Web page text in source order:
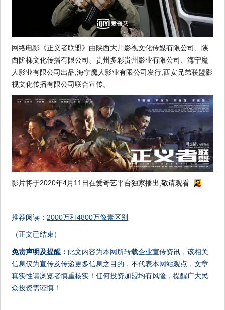
网络电影《正义者联盟》由陕西大川影视文化传媒有限公司、陕
西阶梯文化传播有限公司、贵州多彩贵州影业有限公司、海宁魔
人影业有限公司出品,海宁魔人影业有限公司发行,西安兄弟联盟影
视文化传播有限公司联合宣传。
影片将于2020年4月11日在爱奇艺平台独家播出,敬请观看.
推荐阅读： 2000万和4800万像素区别
（正文已结束）
免责声明及提醒： 此文内容为本网所转载企业宣传资讯，该相关
信息仅为宣传及传递更多信息之目的，不代表本网站观点，文章
真实性请浏览者慎重核实！任何投资加盟均有风险，提醒广大民
众投资需谨慎！